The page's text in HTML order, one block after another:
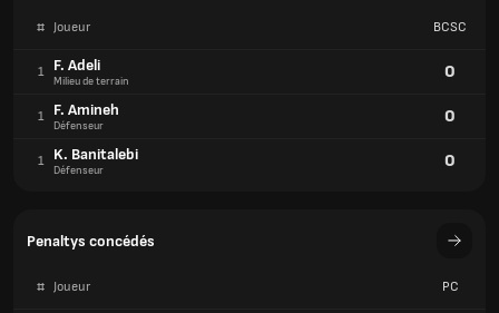
# Joueur BCSC
1 F. Adeli
Milieu de terrain 0
1 F. Amineh
Défenseur 0
1 K. Banitalebi
Défenseur 0
Penaltys concédés
# Joueur PC